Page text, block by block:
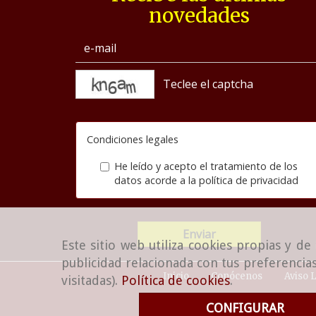
Este sitio web utiliza cookies propias y
publicidad relacionada con tus
visitadas). Política de cookies.
CONFIGURAR
novedades
Condiciones legales
He leído y acepto el tratamiento de los
datos acorde a la política de privacidad
Enviar
Inicio Conócenos Aviso